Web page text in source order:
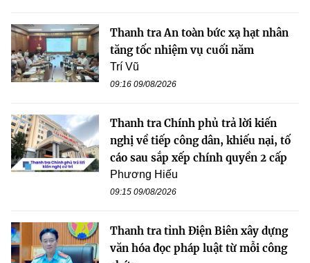
Thanh tra An toàn bức xạ hạt nhân
tăng tốc nhiệm vụ cuối năm
Trí Vũ
09:16 09/08/2026
Thanh tra Chính phủ trả lời kiến
nghị về tiếp công dân, khiếu nại, tố
cáo sau sắp xếp chính quyền 2 cấp
Phương Hiếu
09:15 09/08/2026
Thanh tra tỉnh Điện Biên xây dựng
văn hóa đọc pháp luật từ mỗi công